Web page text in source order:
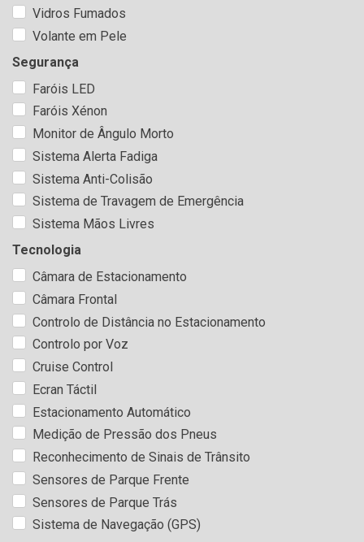
Vidros Fumados
Volante em Pele
Segurança
Faróis LED
Faróis Xénon
Monitor de Ângulo Morto
Sistema Alerta Fadiga
Sistema Anti-Colisão
Sistema de Travagem de Emergência
Sistema Mãos Livres
Tecnologia
Câmara de Estacionamento
Câmara Frontal
Controlo de Distância no Estacionamento
Controlo por Voz
Cruise Control
Ecran Táctil
Estacionamento Automático
Medição de Pressão dos Pneus
Reconhecimento de Sinais de Trânsito
Sensores de Parque Frente
Sensores de Parque Trás
Sistema de Navegação (GPS)